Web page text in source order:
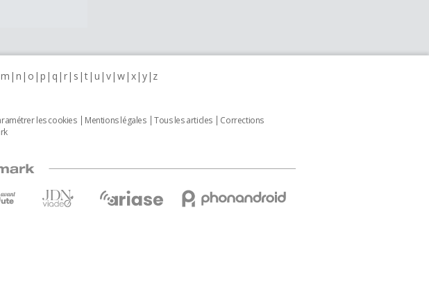
m n o p q r s t u v w x y z
les cookies Mentions légales Tous les articles
Corrections